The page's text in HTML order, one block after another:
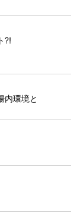
⁈
内環境と